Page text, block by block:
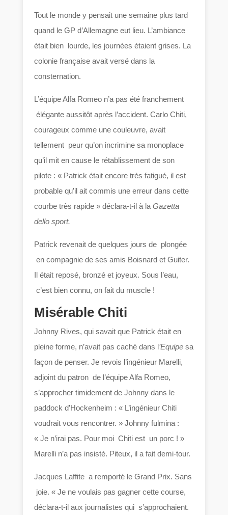
Tout le monde y pensait une semaine plus tard
quand le GP d’Allemagne eut lieu. L’ambiance
était bien lourde, les journées étaient grises. La
colonie française avait versé dans la
consternation.
L’équipe Alfa Romeo n’a pas été franchement
élégante aussitôt après l’accident. Carlo Chiti,
courageux comme une couleuvre, avait
tellement peur qu’on incrimine sa monoplace
qu’il mit en cause le rétablissement de son
pilote : « Patrick était encore très fatigué, il est
probable qu’il ait commis une erreur dans cette
courbe très rapide » déclara-t-il à laGazetta
dello sport.
Patrick revenait de quelques jours de plongée
en compagnie de ses amis Boisnard et Guiter.
Il était reposé, bronzé et joyeux. Sous l’eau,
c’est bien connu, on fait du muscle !
Misérable Chiti
Johnny Rives, qui savait que Patrick était en
pleine forme, n’avait pas caché dans l’Equipesa
façon de penser. Je revois l’ingénieur Marelli,
adjoint du patron de l’équipe Alfa Romeo,
s’approcher timidement de Johnny dans le
paddock d’Hockenheim : « L’ingénieur Chiti
voudrait vous rencontrer. » Johnny fulmina :
« Je n’irai pas. Pour moi Chiti est un porc ! »
Marelli n’a pas insisté. Piteux, il a fait demi-tour.
Jacques Laffite a remporté le Grand Prix. Sans
joie. « Je ne voulais pas gagner cette course,
déclara-t-il aux journalistes qui s’approchaient.